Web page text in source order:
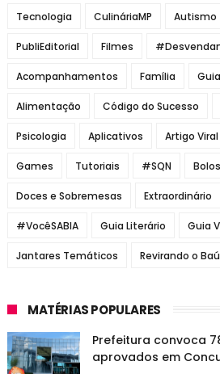
Tecnologia CulináriaMP Autismo
PubliEditorial Filmes
Acompanhamentos Família
Alimentação Código do Sucesso
Psicologia Aplicativos Artigo Viral
Games Tutoriais #SQN
Doces e Sobremesas Extraordinário
#VocêSABIA Guia Literário Guia
Jantares Temáticos Revirando o Baú
MATÉRIAS POPULARES
Prefeitura convoca 78
aprovados em